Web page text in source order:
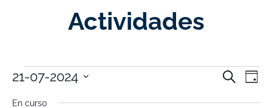
Actividades
de
Buscar
de
Día
21-07-2024
la
En curso